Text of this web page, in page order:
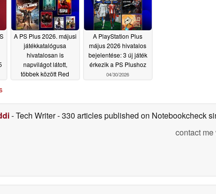
A PS Plus 2026. májusi
játékkatalógusa
hivatalosan is
napvilágot látott,
többek között Red
05/14/2026
A PlayStation Plus
május 2026 hivatalos
bejelentése: 3 új játék
érkezik a PS Plushoz
04/30/2026
- Tech Writer- 330 articles published on Notebookcheck
contact